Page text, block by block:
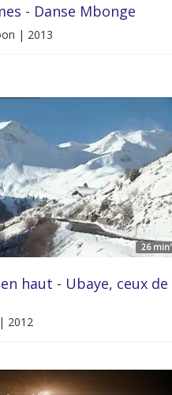
- Danse Mbonge
| 2013
26 min'
haut - Ubaye, ceux de
2012